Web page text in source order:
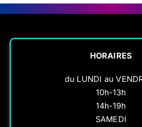
HORAIRES
du LUNDI au
10h-13h
14h-19h
SAMEDI